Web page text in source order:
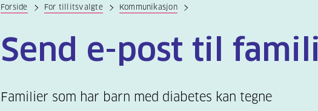
Forside For tillitsvalgte Kommunikasjon
Send e-post til
Familier som har barn med diabetes kan tegne